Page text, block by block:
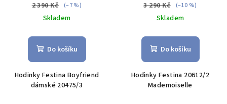
2 390 Kč (–7 %)
Skladem
Do košíku
Hodinky Festina Boyfriend
dámské 20475/3
3 290 Kč
(–10 %)
Skladem
Do košíku
Hodinky Festina 20612/2
Mademoiselle